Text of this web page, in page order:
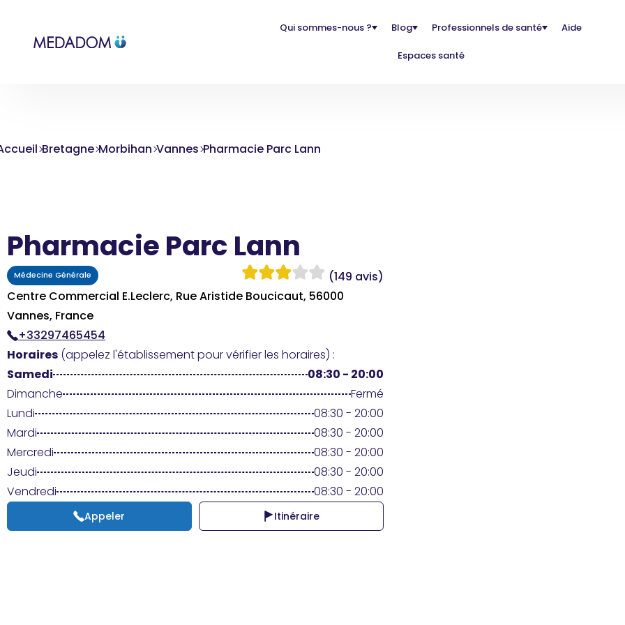
Qui sommes-nous ? Blog Professionnels de santé Aide
Espaces santé
Bretagne Morbihan Vannes Pharmacie Parc Lann
Pharmacie Parc Lann
Médecine Générale
(149 avis)
Centre Commercial E.Leclerc, Rue Aristide Boucicaut, 56000
Vannes, France
+33297465454
Horaires (appelez l'établissement pour vérifier les horaires) :
Samedi
08:30 - 20:00
Dimanche
Fermé
Lundi
08:30 - 20:00
Mardi
08:30 - 20:00
Mercredi
08:30 - 20:00
Jeudi
08:30 - 20:00
Vendredi
08:30 - 20:00
Appeler Itinéraire